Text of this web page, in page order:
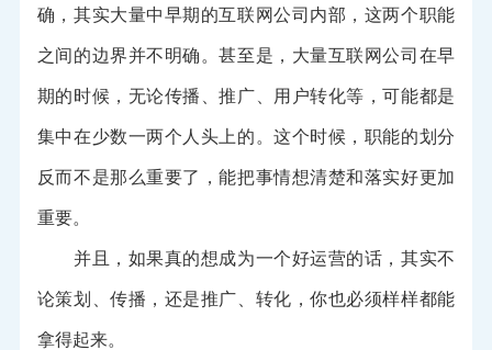
确，其实大量中早期的互联网公司内部，这两个职能
之间的边界并不明确。甚至是，大量互联网公司在早
期的时候，无论传播、推广、用户转化等，可能都是
集中在少数一两个人头上的。这个时候，职能的划分
反而不是那么重要了，能把事情想清楚和落实好更加
重要。
并且，如果真的想成为一个好运营的话，其实不
论策划、传播，还是推广、转化，你也必须样样都能
拿得起来。